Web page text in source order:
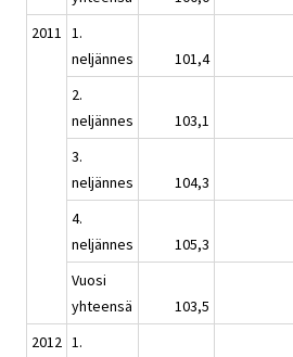
2011 1.
neljännes
101,4
2.
neljännes
103,1
3.
neljännes
104,3
4.
neljännes
105,3
Vuosi
yhteensä
103,5
2012 1.